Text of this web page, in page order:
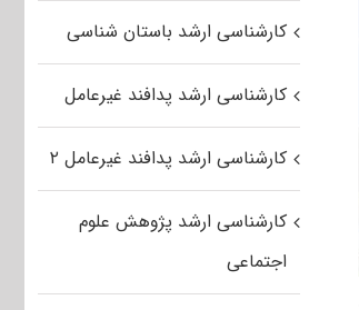
کارشناسی ارشد باستان شناسی
کارشناسی ارشد پدافند غیرعامل
کارشناسی ارشد پدافند غیرعامل ۲
کارشناسی ارشد پژوهش علوم
اجتماعی